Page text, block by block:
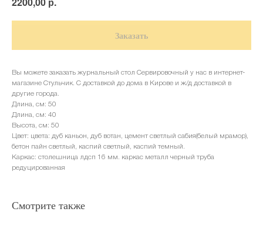
Заказать
Вы можете заказать журнальный стол Сервировочный у нас в интернет-
магазине Стульчик. С доставкой до дома в Кирове и ж/д доставкой в
другие города.
Длина, см: 50
Длина, см: 40
Высота, см: 50
Цвет: цвета: дуб каньон, дуб вотан, цемент светлый сабия(белый мрамор),
бетон пайн светлый, каспий светлый, каспий темный.
Каркас: столешница лдсп 16 мм. каркас металл черный труба
редуцированная
Смотрите также